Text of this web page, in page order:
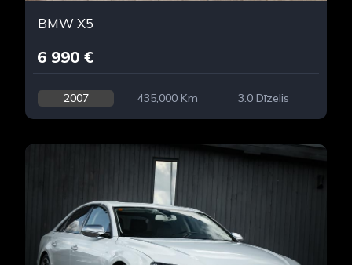
BMW X5
6 990 €
2007 435,000 Km 3.0 Dīzelis